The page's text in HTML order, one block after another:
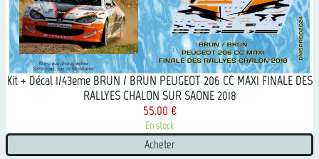
Kit + Décal 1/43eme BRUN / BRUN PEUGEOT 206 CC MAXI FINALE DES
RALLYES CHALON SUR SAONE 2018
55.00 €
En stock
Acheter